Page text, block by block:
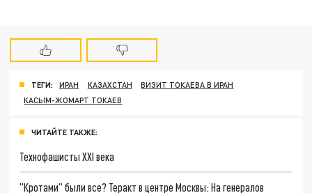
ТЕГИ: ИРАН КАЗАХСТАН
ВИЗИТ ТОКАЕВА В ИРАН
КАСЫМ-ЖОМАРТ ТОКАЕВ
ЧИТАЙТЕ ТАКЖЕ:
Технофашисты XXI века
"Кротами" были все? Теракт в центре Москвы: На генералов